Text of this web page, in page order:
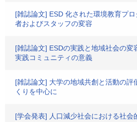
[雑誌論文] ESD 化された環境教育プ
者およびスタッフの変容
[雑誌論文] ESDの実践と地域社会の変
実践コミュニティの意義
[雑誌論文] 大学の地域共創と活動の評
くりを中心に
[学会発表] 人口減少社会における社会